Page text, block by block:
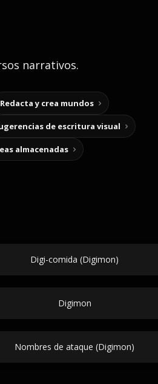
narrativos.
Redacta y crea mundos
de escritura visual
almacenadas
Digi-comida (Digimon)
Digimon
Nombres de ataque (Digimon)